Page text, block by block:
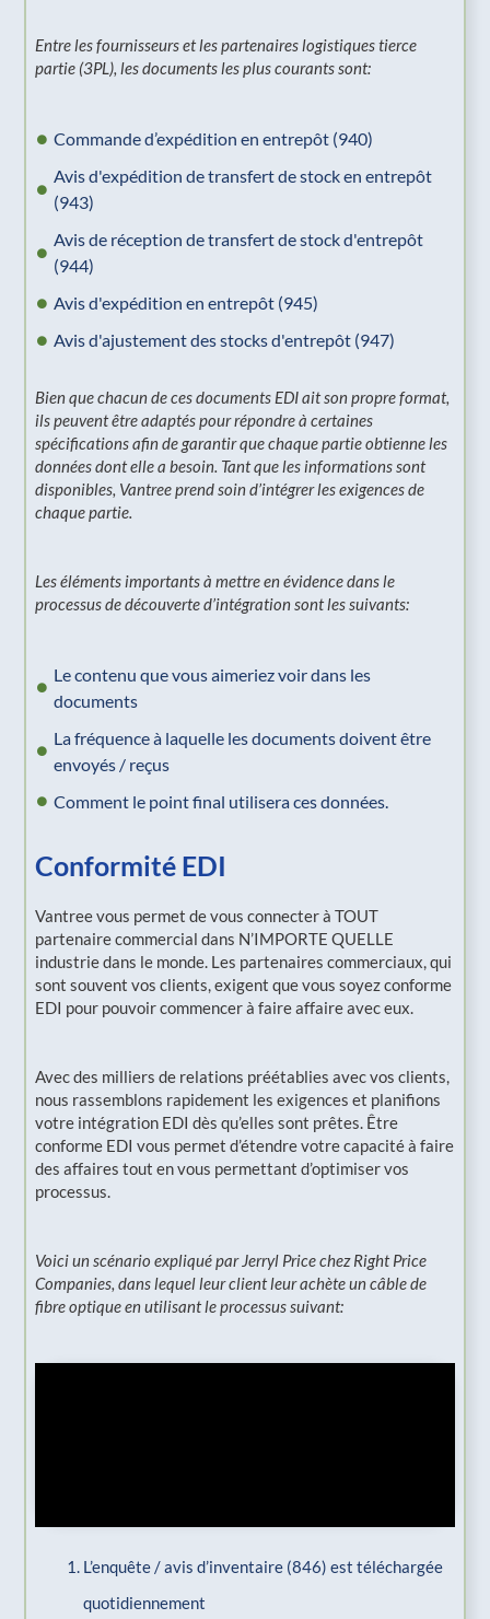
Entre les fournisseurs et les partenaires logistiques tierce
partie (3PL), les documents les plus courants sont:
Commande d’expédition en entrepôt (940)
Avis d'expédition de transfert de stock en entrepôt
(943)
Avis de réception de transfert de stock d'entrepôt
(944)
Avis d'expédition en entrepôt (945)
Avis d'ajustement des stocks d'entrepôt (947)
Bien que chacun de ces documents EDI ait son propre format,
ils peuvent être adaptés pour répondre à certaines
spécifications afin de garantir que chaque partie obtienne les
données dont elle a besoin. Tant que les informations sont
disponibles, Vantree prend soin d’intégrer les exigences de
chaque partie.
Les éléments importants à mettre en évidence dans le
processus de découverte d’intégration sont les suivants:
Le contenu que vous aimeriez voir dans les
documents
La fréquence à laquelle les documents doivent être
envoyés / reçus
Comment le point final utilisera ces données.
Conformité EDI
Vantree vous permet de vous connecter à TOUT
partenaire commercial dans N’IMPORTE QUELLE
industrie dans le monde. Les partenaires commerciaux, qui
sont souvent vos clients, exigent que vous soyez conforme
EDI pour pouvoir commencer à faire affaire avec eux.
Avec des milliers de relations préétablies avec vos clients,
nous rassemblons rapidement les exigences et planifions
votre intégration EDI dès qu’elles sont prêtes. Être
conforme EDI vous permet d’étendre votre capacité à faire
des affaires tout en vous permettant d’optimiser vos
processus.
Voici un scénario expliqué par Jerryl Price chez Right Price
Companies, dans lequel leur client leur achète un câble de
fibre optique en utilisant le processus suivant:
L’enquête / avis d’inventaire (846) est téléchargée
quotidiennement